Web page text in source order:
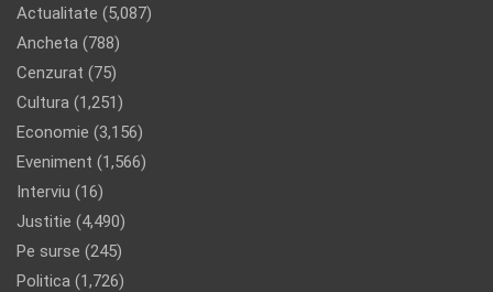
Actualitate (5,087)
Ancheta (788)
Cenzurat (75)
Cultura (1,251)
Economie (3,156)
Eveniment (1,566)
Interviu (16)
Justitie (4,490)
Pe surse (245)
Politica (1,726)